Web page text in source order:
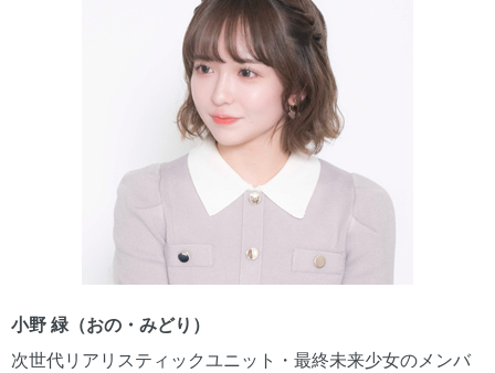
小野 緑（おの・みどり）
次世代リアリスティックユニット・最終未来少女のメンバ